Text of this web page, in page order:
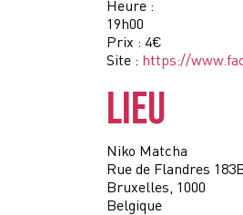
Heure :
19h00
Prix : 4€
Site : https://
LIEU
Niko Matcha
Rue de Flandres
Bruxelles, 1000
Belgique